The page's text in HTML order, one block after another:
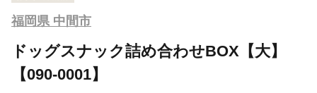
福岡県 中間市
ドッグスナック詰め合わせBOX【大】
【090-0001】